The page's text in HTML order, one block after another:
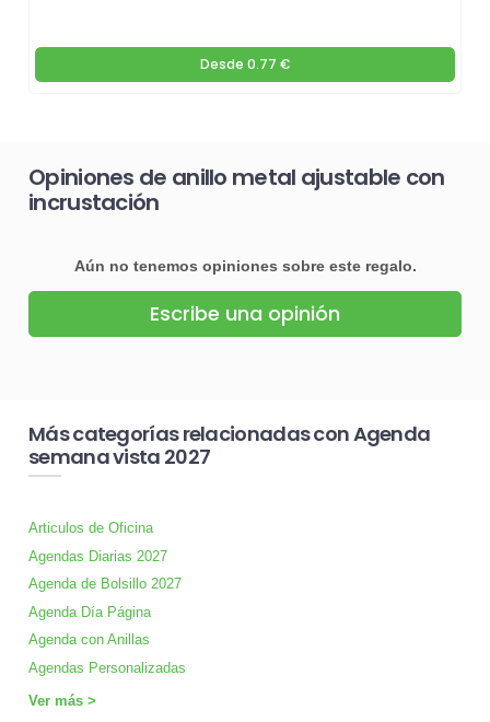
Desde 0.77 €
Opiniones de anillo metal ajustable con
incrustación
Aún no tenemos opiniones sobre este regalo.
Escribe una opinión
Más categorías relacionadas con Agenda
semana vista 2027
Articulos de Oficina
Agendas Diarias 2027
Agenda de Bolsillo 2027
Agenda Día Página
Agenda con Anillas
Agendas Personalizadas
Ver más >